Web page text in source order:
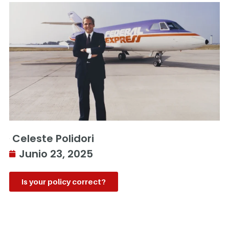
Celeste Polidori
Junio 23, 2025
Is your policy correct?